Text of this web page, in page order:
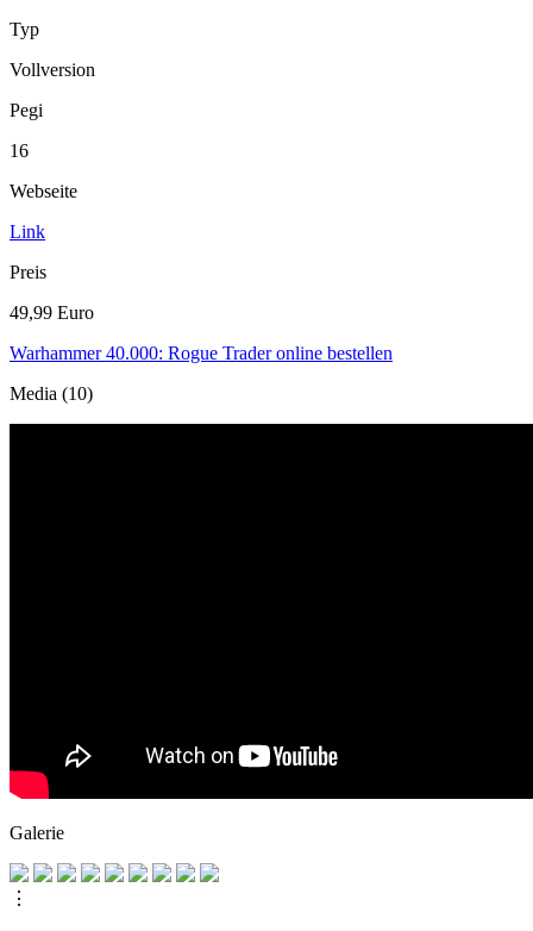
Typ
Vollversion
Pegi
16
Webseite
Link
Preis
49,99 Euro
Warhammer 40.000: Rogue Trader online bestellen
Media (10)
Galerie
⋮